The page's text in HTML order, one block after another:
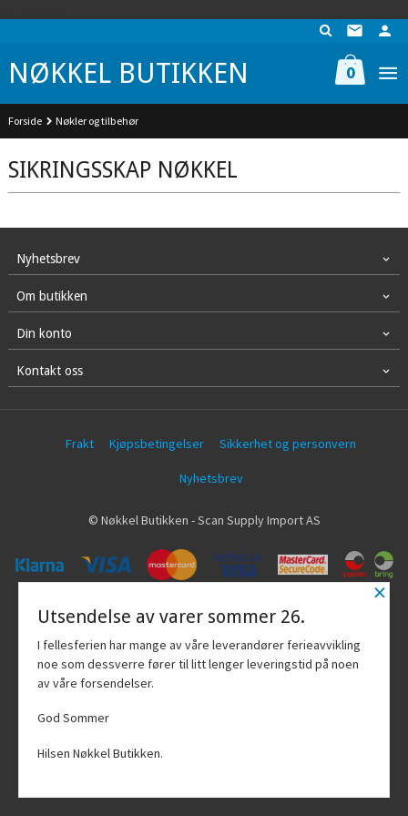
NØKKEL BUTIKKEN 0
Forside Nøkler og tilbehør
SIKRINGSSKAP NØKKEL
Nyhetsbrev
Om butikken
Din konto
Kontakt oss
Frakt Kjøpsbetingelser Sikkerhet og personvern
Nyhetsbrev
© Nøkkel Butikken - Scan Supply Import AS
Vår nettbutikk bruker cookies slik at du
får en bedre kjøpsopplevelse og vi kan
yte deg bedre service. Vi bruker cookies
hovedsaklig til å lagre
innloggingsdetaljer og huske hva du
Powered by
×
Utsendelse av varer sommer 26.
I fellesferien har mange av våre leverandører ferieavvikling
noe som dessverre fører til litt lenger leveringstid på noen
av våre forsendelser.
God Sommer
Hilsen Nøkkel Butikken.